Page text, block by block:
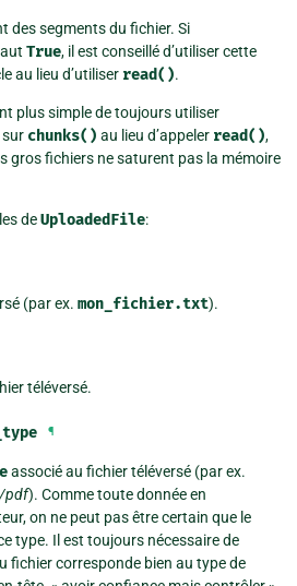
des segments du fichier. Si
True, il est conseillé d’utiliser cette
au lieu d’utiliser read().
plus simple de toujours utiliser
sur chunks() au lieu d’appeler read(),
gros fichiers ne saturent pas la mémoire
deUploadedFile:
(par ex. mon_fichier.txt).
téléversé.
¶
associé au fichier téléversé (par ex.
pdf). Comme toute donnée en
on ne peut pas être certain que le
type. Il est toujours nécessaire de
fichier corresponde bien au type de